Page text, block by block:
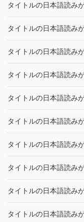
タイトルの日本語読み
タイトルの日本語読み
タイトルの日本語読み
タイトルの日本語読み
タイトルの日本語読み
タイトルの日本語読み
タイトルの日本語読み
タイトルの日本語読み
タイトルの日本語読み
タイトルの日本語読み